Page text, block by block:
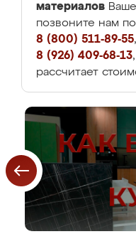
материалов
позвоните нам
8 (800) 511-89-55,
8 (926) 409-68-13
рассчитает